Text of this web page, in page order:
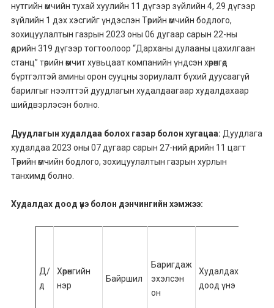
нутгийн өмчийн тухай хуулийн 11 дүгээр зүйлийн 4, 29 дүгээр
зүйлийн 1 дэх хэсгийг үндэслэн Төрийн өмчийн бодлого,
зохицуулалтын газрын 2023 оны 06 дугаар сарын 22-ны
өдрийн 319 дүгээр тогтоолоор “Дарханы дулааны цахилгаан
станц” төрийн өмчит хувьцаат компанийн үндсэн хөрөнгөд
бүртгэлтэй амины орон сууцны зориулалт бүхий дуусаагүй
барилгыг нээлттэй дуудлагын худалдаагаар худалдахаар
шийдвэрлэсэн болно.
Дуудлагын худалдаа болох газар болон хугацаа: Дуудлага
худалдаа 2023 оны 07 дугаар сарын 27-ний өдрийн 11 цагт
Төрийн өмчийн бодлого, зохицуулалтын газрын хурлын
танхимд болно.
Худалдах доод үнэ болон дэнчингийн хэмжээ:
Д/
д
Хөрөнгийн
нэр
Байршил
Баригдаж
эхэлсэн
он
Худалдах
доод үнэ